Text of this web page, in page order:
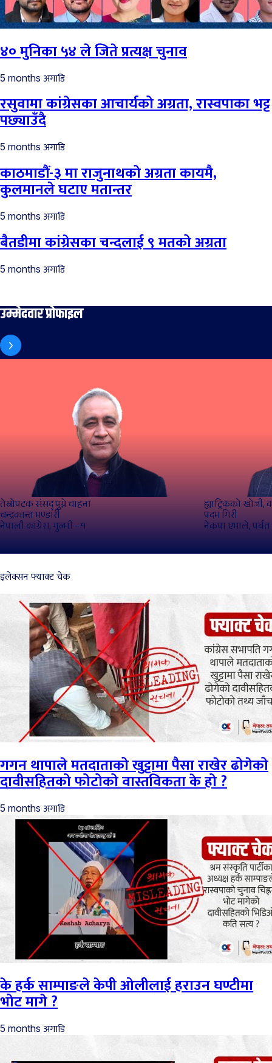
४० मुनिका ५४ ले जिते प्रत्यक्ष चुनाव
5 months अगाडि
रसुवामा कांग्रेसका आचार्यको अग्रता, रास्वपाका भट्ट
पछ्याउँदै
5 months अगाडि
काठमाडौं-३ मा राजुनाथको अग्रता कायमै,
कुलमानले घटाए मतान्तर
5 months अगाडि
बैतडीमा कांग्रेसका चन्दलाई ९ मतको अग्रता
5 months अगाडि
उम्मेदवार प्रोफाइल
तेस्रोपटक संसद् पुग्ने चाहना
चन्द्रकान्त भण्डारी
नेपाली कांग्रेस, गुल्मी - १
ह्याट्रिकको
पदम गिरी
नेकपा एमाले,
इलेक्सन फ्याक्ट चेक
गगन थापाले मतदाताको खुट्टामा पैसा राखेर ढोगेको
दावीसहितको फोटोको वास्तविकता के हो ?
5 months अगाडि
के हर्क साम्पाङले केपी ओलीलाई हराउन घण्टीमा
भोट मागे ?
5 months अगाडि